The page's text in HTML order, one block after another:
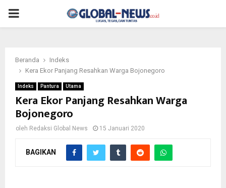
PRIMARY
Beranda
Indeks
Kera Ekor Panjang Resahkan Warga Bojonegoro
Indeks Pantura Utama
Kera Ekor Panjang Resahkan Warga
Bojonegoro
oleh Redaksi Global News 15 Januari 2020
BAGIKAN